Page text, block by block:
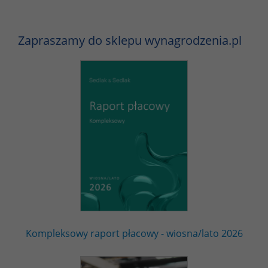
Zapraszamy do sklepu wynagrodzenia.pl
Kompleksowy raport płacowy - wiosna/lato 2026